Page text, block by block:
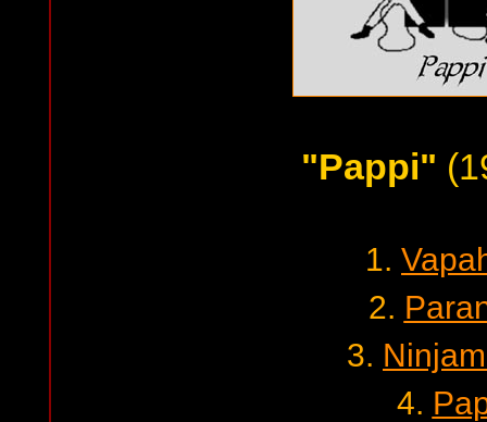
"Pappi"
1.
2.
3.
4.